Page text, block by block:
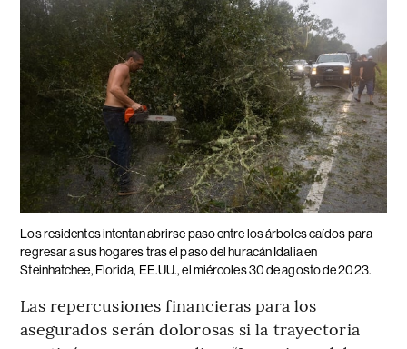
Los residentes intentan abrirse paso entre los árboles caídos para
regresar a sus hogares tras el paso del huracán Idalia en
Steinhatchee, Florida, EE.UU., el miércoles 30 de agosto de 2023.
Las repercusiones financieras para los
asegurados serán dolorosas si la trayectoria